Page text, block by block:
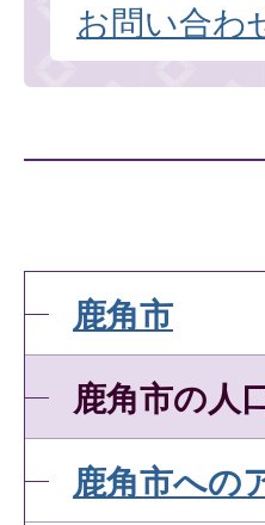
お問い合わ
鹿角市
鹿角市の人
鹿角市への